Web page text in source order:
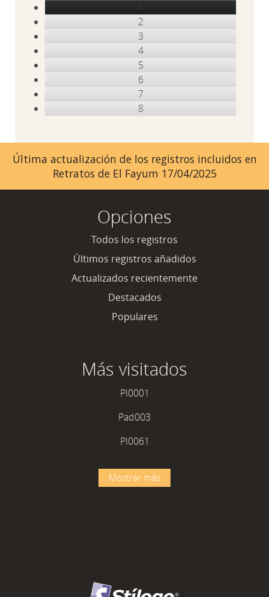
1
2
3
4
5
6
7
8
Última actualización de los registros incluidos en
Retratos de El Fayum 17/04/2025
Opciones
Todos los registros
Últimos registros añadidos
Actualizados recientemente
Destacados
Populares
Más visitados
PI0001
Pad003
PI0061
Mostrar más